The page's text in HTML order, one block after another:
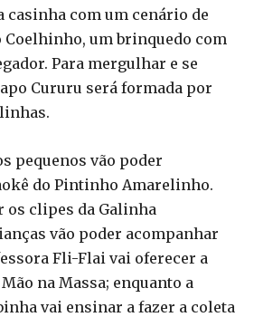
casinha com um cenário de
Coelhinho, um brinquedo com
Para mergulhar e se
Cururu será formada por
pequenos vão poder
do Pintinho Amarelinho.
os clipes da Galinha
vão poder acompanhar
Fli-Flai vai oferecer a
na Massa; enquanto a
vai ensinar a fazer a coleta